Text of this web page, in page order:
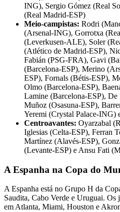
ING), Sergio Gómez (Real
(Real Madrid-ESP)
Meio-campistas: Rodri
(Arsenal-ING), Gorrotxa
(Leverkusen-ALE), Soler
(Atlético de Madrid-ESP),
Fabián (PSG-FRA), Gavi
(Barcelona-ESP), Merino
ESP), Fornals (Bétis-ESP),
Olmo (Barcelona-ESP),
Lamine (Barcelona-ESP),
Muñoz (Osasuna-ESP),
Yeremi (Crystal Palace-ING)
Centroavantes: Oyarzabal
Iglesias (Celta-ESP), Ferran
Martínez (Alavés-ESP),
(Levante-ESP) e Ansu Fati
A Espanha na Copa do
A Espanha está no Grupo H da
Saudita, Cabo Verde e Uruguai. Os
em Atlanta, Miami, Houston e